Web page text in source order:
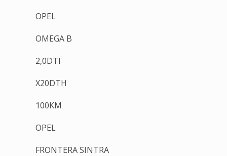
OPEL
OMEGA B
2,0DTI
X20DTH
100KM
OPEL
FRONTERA SINTRA